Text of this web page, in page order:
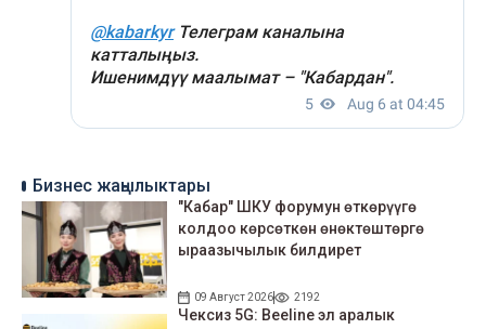
Бизнес жаңылыктары
"Кабар" ШКУ форумун өткөрүүгө
колдоо көрсөткөн өнөктөштөргө
ыраазычылык билдирет
09 Август 2026 2192
Чексиз 5G: Beeline эл аралык